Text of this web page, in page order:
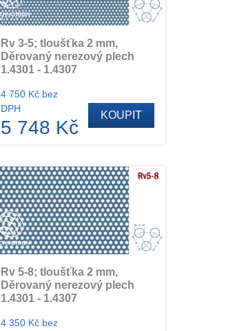
Rv 3-5; tloušťka 2 mm,
Děrovaný nerezový plech
1.4301 - 1.4307
4 750 Kč bez
DPH
5 748 Kč
KOUPIT
Rv 5-8; tloušťka 2 mm,
Děrovaný nerezový plech
1.4301 - 1.4307
4 350 Kč bez